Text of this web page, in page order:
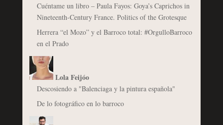
Cuéntame un libro – Paula Fayos: Goya’s Caprichos in
Nineteenth-Century France. Politics of the Grotesque
Herrera “el Mozo” y el Barroco total: #OrgulloBarroco
en el Prado
Lola Feijóo
Descosiendo a "Balenciaga y la pintura española"
De lo fotográfico en lo barroco